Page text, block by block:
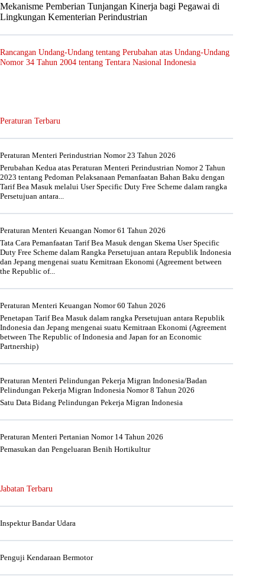
Mekanisme Pemberian Tunjangan Kinerja bagi Pegawai di
Lingkungan Kementerian Perindustrian
Rancangan Undang-Undang tentang Perubahan atas Undang-Undang
Nomor 34 Tahun 2004 tentang Tentara Nasional Indonesia
Peraturan Terbaru
Peraturan Menteri Perindustrian Nomor 23 Tahun 2026
Perubahan Kedua atas Peraturan Menteri Perindustrian Nomor 2 Tahun
2023 tentang Pedoman Pelaksanaan Pemanfaatan Bahan Baku dengan
Tarif Bea Masuk melalui User Specific Duty Free Scheme dalam rangka
Persetujuan antara...
Peraturan Menteri Keuangan Nomor 61 Tahun 2026
Tata Cara Pemanfaatan Tarif Bea Masuk dengan Skema User Specific
Duty Free Scheme dalam Rangka Persetujuan antara Republik Indonesia
dan Jepang mengenai suatu Kemitraan Ekonomi (Agreement between
the Republic of...
Peraturan Menteri Keuangan Nomor 60 Tahun 2026
Penetapan Tarif Bea Masuk dalam rangka Persetujuan antara Republik
Indonesia dan Jepang mengenai suatu Kemitraan Ekonomi (Agreement
between The Republic of Indonesia and Japan for an Economic
Partnership)
Peraturan Menteri Pelindungan Pekerja Migran Indonesia/Badan
Pelindungan Pekerja Migran Indonesia Nomor 8 Tahun 2026
Satu Data Bidang Pelindungan Pekerja Migran Indonesia
Peraturan Menteri Pertanian Nomor 14 Tahun 2026
Pemasukan dan Pengeluaran Benih Hortikultur
Jabatan Terbaru
Inspektur Bandar Udara
Penguji Kendaraan Bermotor